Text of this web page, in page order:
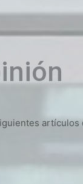
artículos